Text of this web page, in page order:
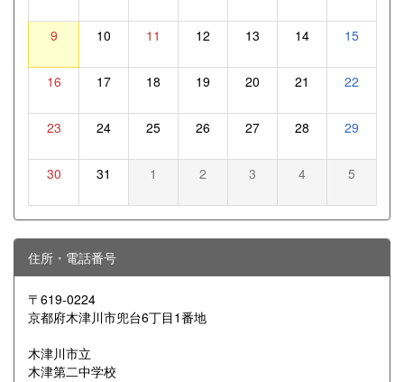
9 10 11 12 13 14 15
16 17 18 19 20 21 22
23 24 25 26 27 28 29
30 31 1 2 3 4 5
住所・電話番号
〒619-0224
京都府木津川市兜台6丁目1番地
木津川市立
木津第二中学校